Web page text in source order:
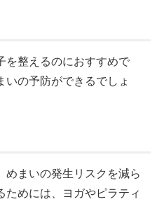
を整えるのにおすすめで
いの予防ができるでしょ
めまいの発生リスクを減ら
ためには、ヨガやピラティ